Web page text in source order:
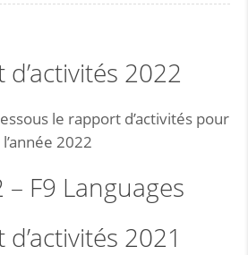
2022
le rapport d’activités pour
l’année 2022
– F9 Languages
2021